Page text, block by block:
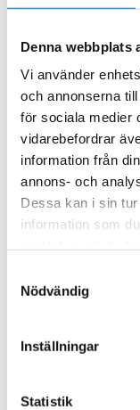
Denna webbplats
Vi använder
och annonserna
för sociala medier
vidarebefordrar
information från
annons- och
Dessa kan i sin
information som
Nödvändig
Inställningar
Statistik
components, and
These rugged and
severe
altitude chambers,
requiring thermal
Low
Ideal for
Phase
Vented
Rugged
Thermal
Relaterade produkter